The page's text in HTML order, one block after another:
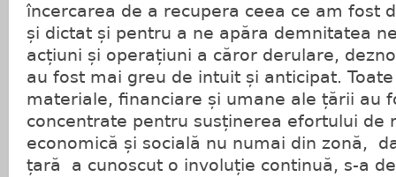
încercarea de a recupera ceea ce am fost
și dictat și pentru a ne apăra demnitatea
acțiuni și operațiuni a căror derulare,
au fost mai greu de intuit și anticipat.
materiale, financiare și umane ale țării au
concentrate pentru susținerea efortului de
economică și socială nu numai din zonă,
țară a cunoscut o involuție continuă, s-a